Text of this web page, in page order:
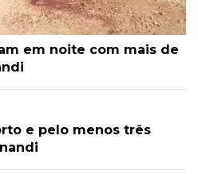
em noite com mais de
e pelo menos três